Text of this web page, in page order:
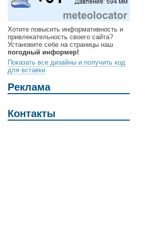
Хотите повысить информативность и
привлекательность своего сайта?
Установите себе на страницы наш
погодный информер!
Показать все дизайны и получить код
для вставки
Реклама
Контакты